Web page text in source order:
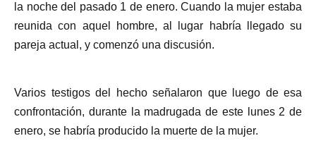
la noche del pasado 1 de enero. Cuando la mujer estaba
reunida con aquel hombre, al lugar habría llegado su
pareja actual, y comenzó una discusión.
Varios testigos del hecho señalaron que luego de esa
confrontación, durante la madrugada de este lunes 2 de
enero, se habría producido la muerte de la mujer.